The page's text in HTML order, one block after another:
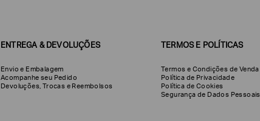
ENTREGA & DEVOLUÇÕES
Envio e Embalagem
Acompanhe seu Pedido
Devoluções, Trocas e Reembolsos
TERMOS E POLÍTICAS
Termos e Condições de Venda
Política de Privacidade
Política de Cookies
Segurança de Dados Pessoais